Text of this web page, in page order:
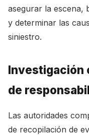
asegurar la escena,
y determinar las
siniestro.
Investigación
de
Las autoridades
de recopilación de